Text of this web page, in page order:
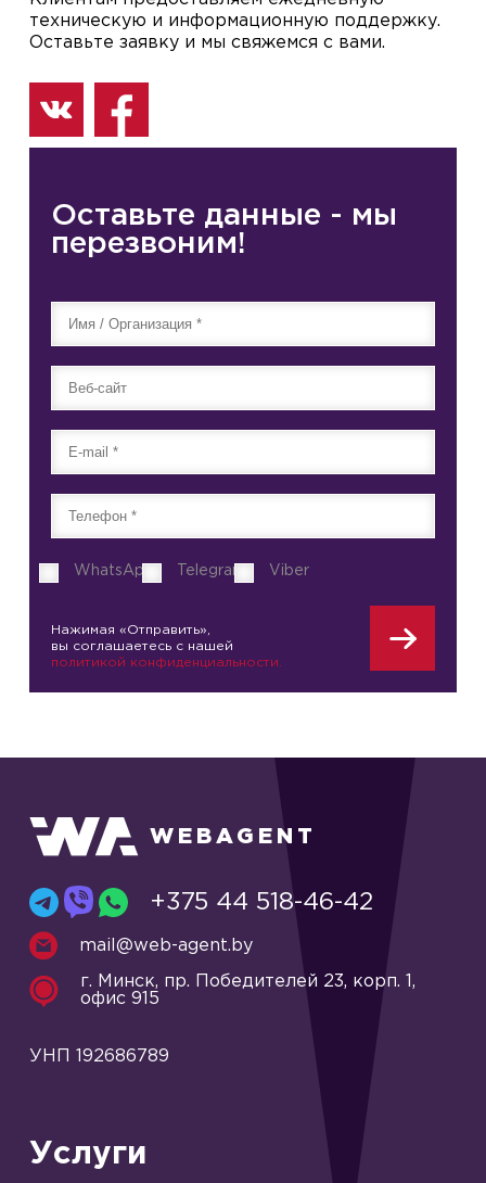
техническую и информационную поддержку.
Оставьте заявку и мы свяжемся с вами.
Оставьте данные - мы
перезвоним!
WhatsApp Telegram Viber
Нажимая «Отправить»,
вы соглашаетесь с нашей
политикой конфиденциальности.
WEBAGENT
+375 44 518-46-42
mail@web-agent.by
г. Минск, пр. Победителей 23, корп. 1,
офис 915
УНП 192686789
Услуги